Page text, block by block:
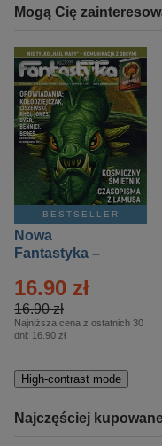
Mogą Cię
BESTSELLER
Nowa
Fantastyka –
16.90 zł
16.90 zł
Najniższa cena z ostatnich 30
dni: 16.90 zł
High-contrast mode
Najczęściej